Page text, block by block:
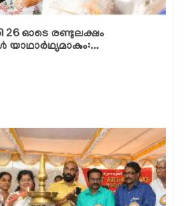
ഓടെ രണ്ടുലക്ഷം